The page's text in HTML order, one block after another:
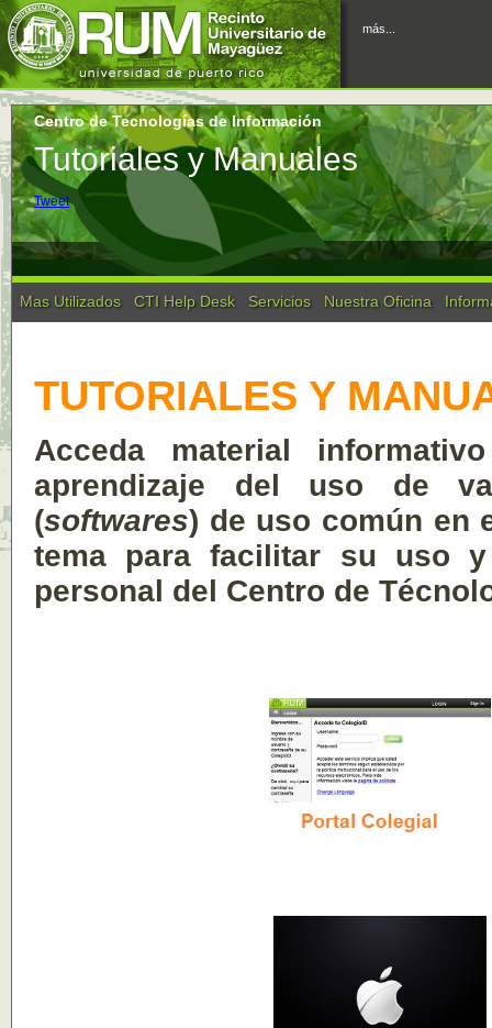
más...
Centro de Tecnologías de Información
Tutoriales y Manuales
Tweet
Mas Utilizados CTI Help Desk Servicios Nuestra Oficina
TUTORIALES Y
Acceda material
aprendizaje del uso de
(softwares) de uso común en
tema para facilitar su uso
personal del Centro de